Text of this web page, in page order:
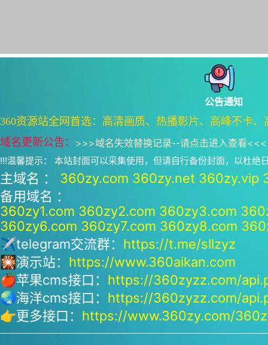
公告通知
360资源站全网首选：高清画质、热播影片、高峰不卡
域名更新公告： >>>域名失效替换记录--请点击进入查看<<<
!!!温馨提示： 本站封面可以采集使用，但请自行备份封面，以杜绝
主域名 ： 360zy.com 360zy.net 360zy.vip
备用域名 ：
360zy1.com 360zy2.com 360zy3.com
360zy6.com 360zy7.com 360zy8.com
✈telegram交流群： https://t.me/sllzyz
🎇演示站： https://www.360aikan.com
🍎苹果cms接口： https://360zyzz.com/
🌏海洋cms接口： https://360zyzz.com/
👉更多接口： https://www.360zy.com/